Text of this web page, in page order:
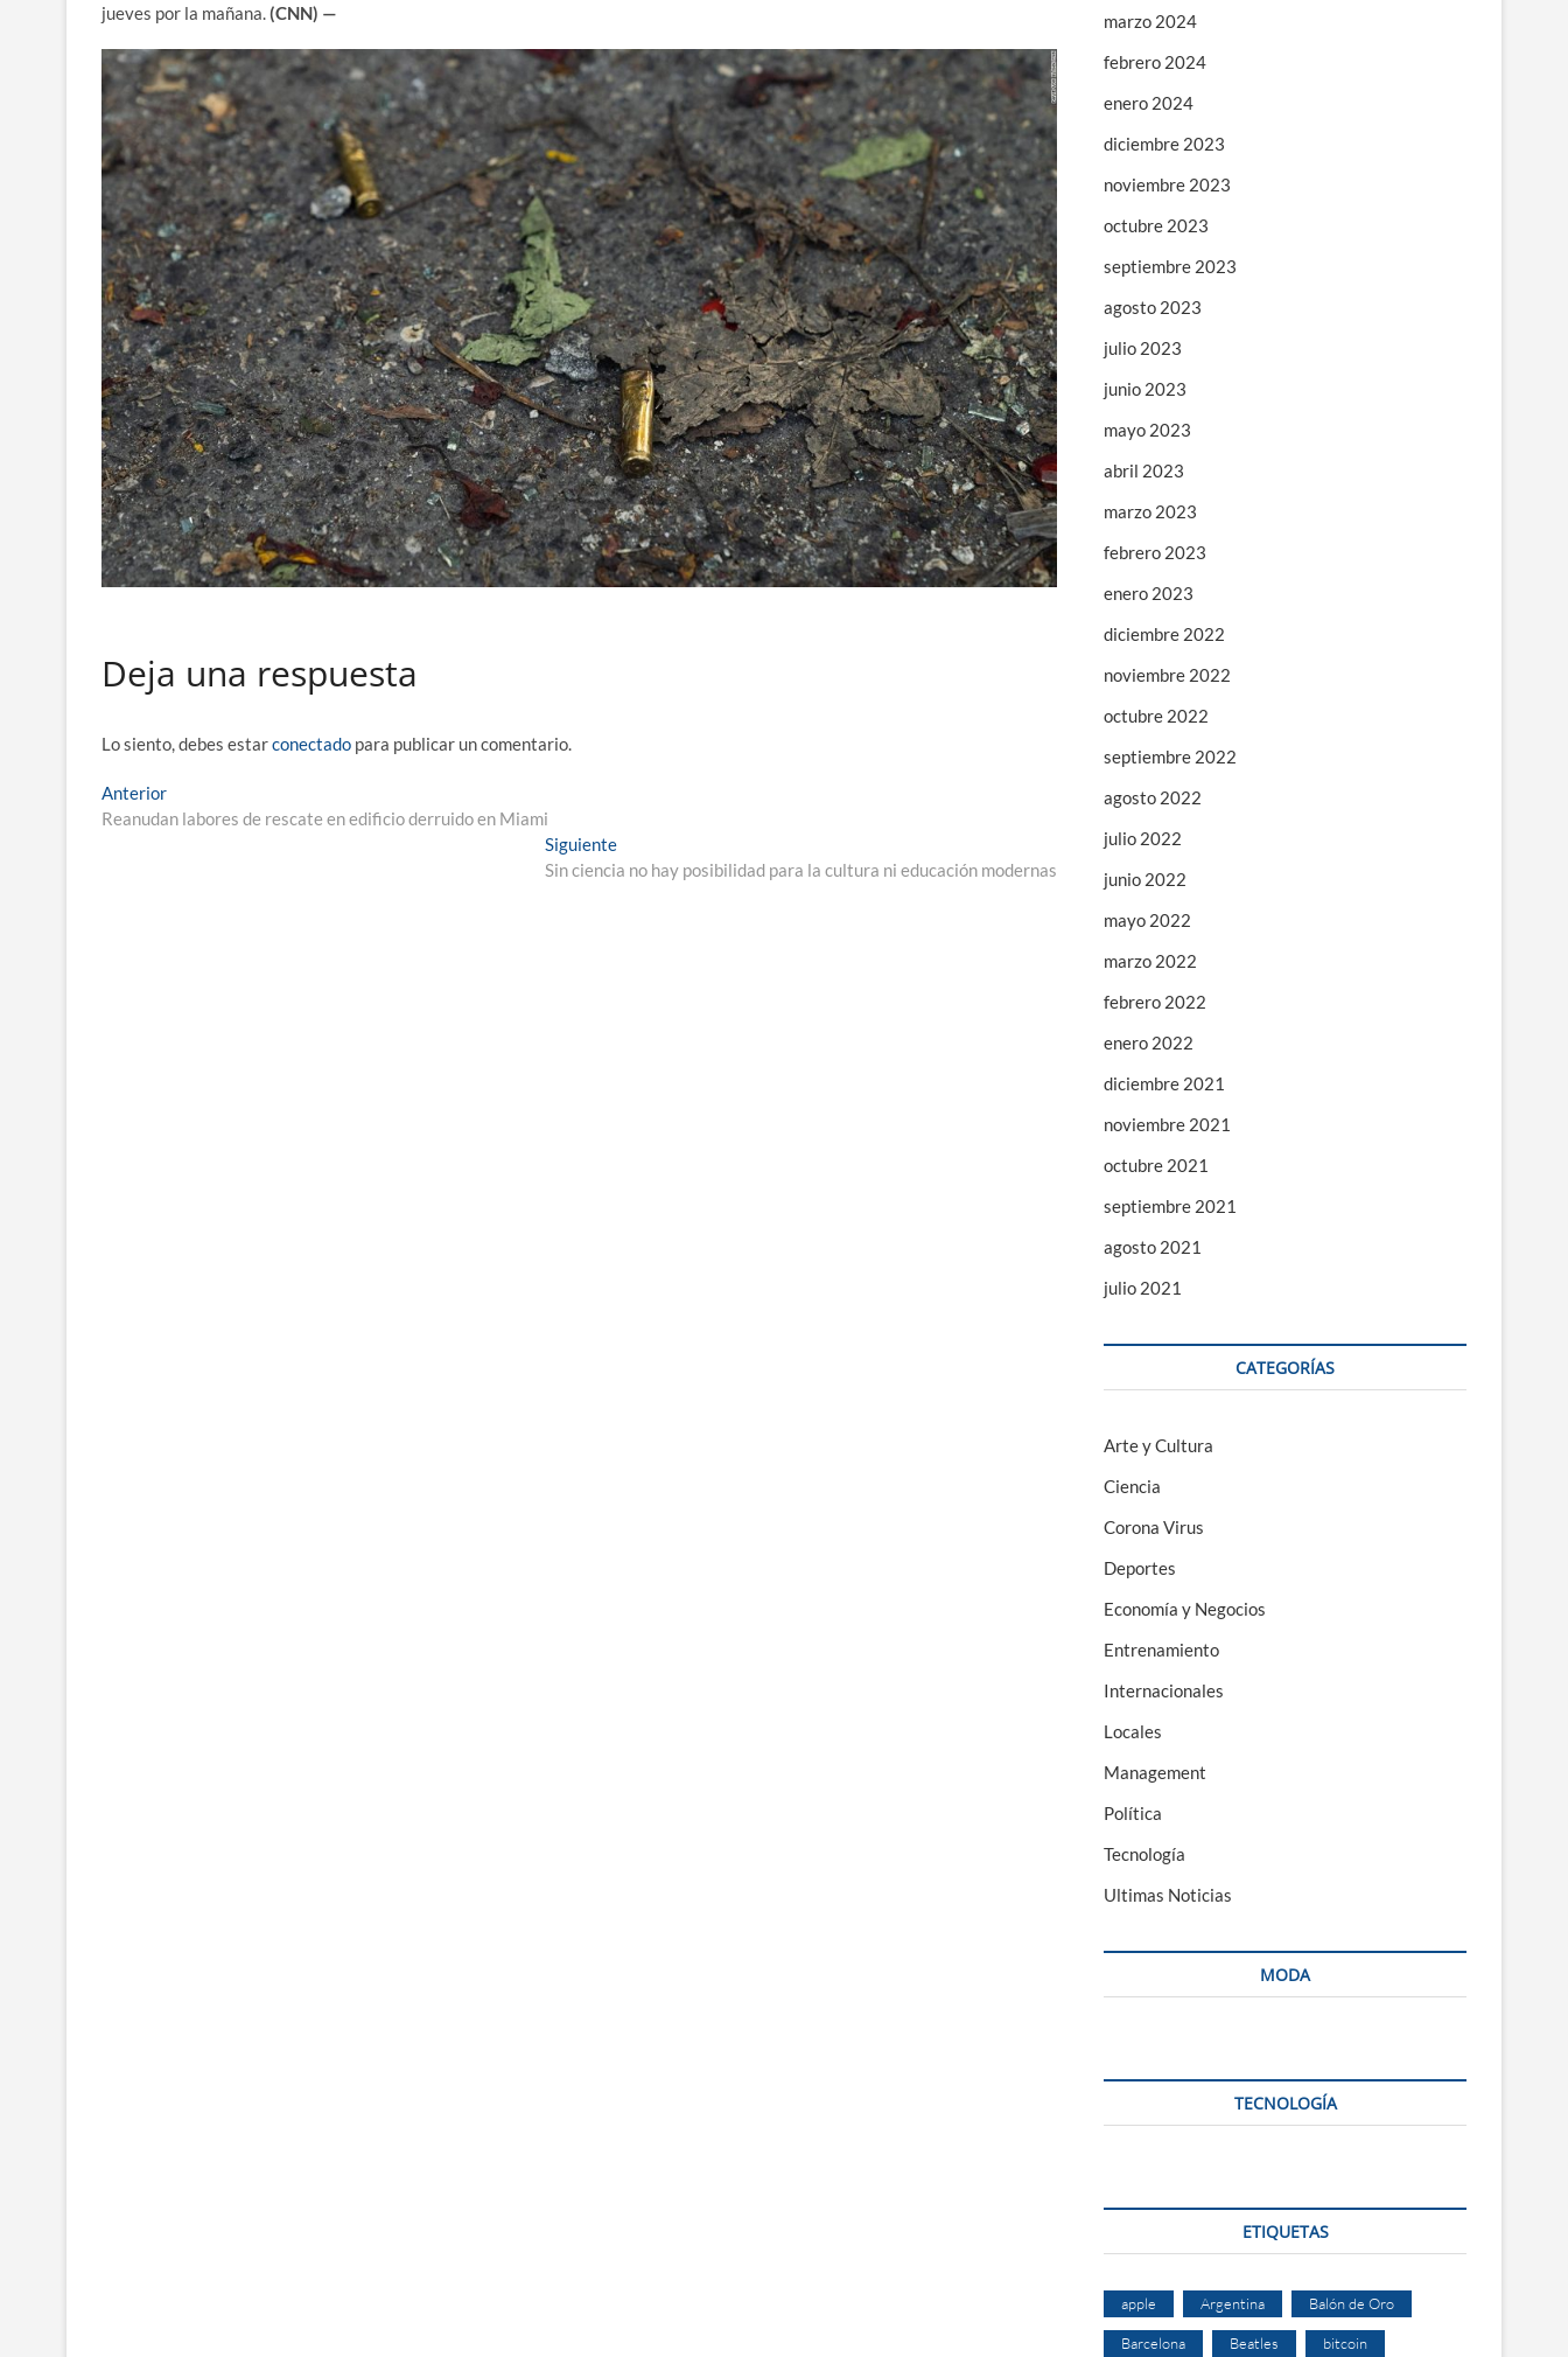
jueves por la mañana.(CNN) —
Deja una respuesta
Lo siento, debes estarconectado para publicar un comentario.
Navegación
de
AnteriorEntrada
anterior:
Reanudan labores de rescate en edificio derruido en Miami
SiguienteEntrada
siguiente:
Sin ciencia no hay posibilidad para la cultura ni educación modernas
marzo 2024
febrero 2024
enero 2024
diciembre 2023
noviembre 2023
octubre 2023
septiembre 2023
agosto 2023
julio 2023
junio 2023
mayo 2023
abril 2023
marzo 2023
febrero 2023
enero 2023
diciembre 2022
noviembre 2022
octubre 2022
septiembre 2022
agosto 2022
julio 2022
junio 2022
mayo 2022
marzo 2022
febrero 2022
enero 2022
diciembre 2021
noviembre 2021
octubre 2021
septiembre 2021
agosto 2021
julio 2021
CATEGORÍAS
Arte y Cultura
Ciencia
Corona Virus
Deportes
Economía y Negocios
Entrenamiento
Internacionales
Locales
Management
Política
Tecnología
Ultimas Noticias
MODA
TECNOLOGÍA
ETIQUETAS
apple Argentina Balón de Oro
Barcelona Beatles bitcoin